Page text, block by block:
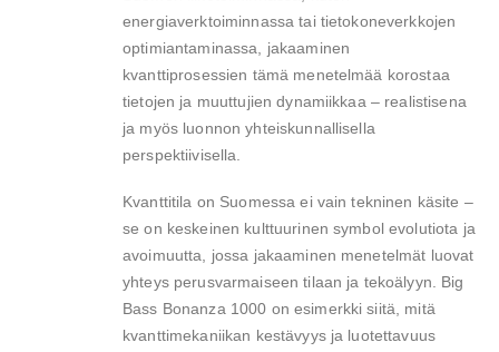
energiaverktoiminnassa tai tietokoneverkkojen
optimiantaminassa, jakaaminen
kvanttiprosessien tämä menetelmää korostaa
tietojen ja muuttujien dynamiikkaa – realistisena
ja myös luonnon yhteiskunnallisella
perspektiivisella.
Kvanttitila on Suomessa ei vain tekninen käsite –
se on keskeinen kulttuurinen symbol evolutiota ja
avoimuutta, jossa jakaaminen menetelmät luovat
yhteys perusvarmaiseen tilaan ja tekoälyyn. Big
Bass Bonanza 1000 on esimerkki siitä, mitä
kvanttimekaniikan kestävyys ja luotettavuus